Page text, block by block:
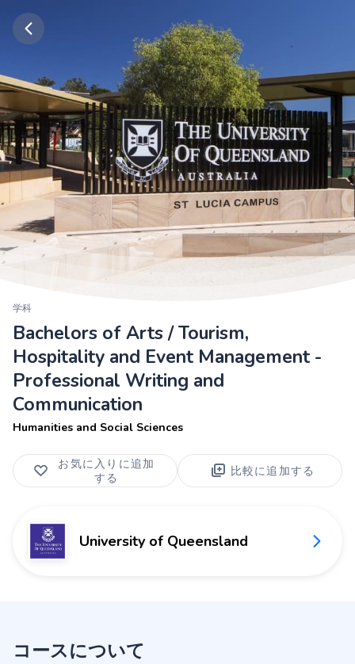
学科
Bachelors of Arts / Tourism,
Hospitality and Event Management -
Professional Writing and
Communication
Humanities and Social Sciences
お気に入りに追加
する
比較に追加する
University of Queensland
コースについて